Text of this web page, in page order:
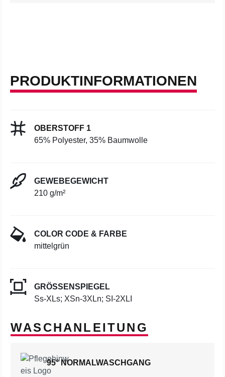
PRODUKTINFORMATIONEN
OBERSTOFF 1
65% Polyester, 35% Baumwolle
GEWEBEGEWICHT
210 g/m²
COLOR CODE & FARBE
mittelgrün
GRÖSSENSPIEGEL
Ss-XLs; XSn-3XLn; SI-2XLI
WASCHANLEITUNG
95° NORMALWASCHGANG